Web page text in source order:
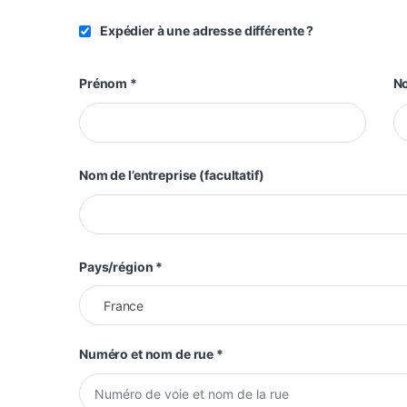
Expédier à une adresse différente ?
Prénom *
Nom de l’entreprise (facultatif)
Pays/région *
France
Numéro et nom de rue *